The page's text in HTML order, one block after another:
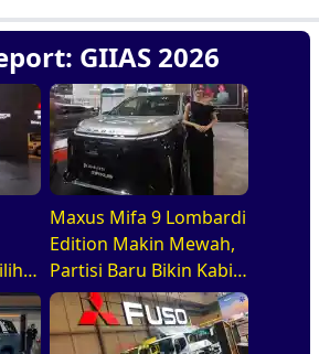
GIIAS 2026
Maxus Mifa 9 Lombardi
Edition Makin Mewah,
Partisi Baru Bikin Kabin
Lebih Lapang dan
Eksklusif